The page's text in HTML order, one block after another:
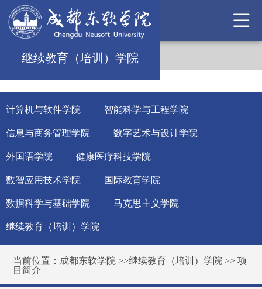
继续教育（培训）学院
计算机与软件学院 智能科学与工程学院
信息与商务管理学院 数字艺术与设计学院
外国语学院 健康医疗科技学院
数智应用技术学院 国际教育学院
数据科学与基础学院 马克思主义学院
继续教育（培训）学院
当前位置： 成都东软学院 >>继续教育（培训）学院 >>项
目简介